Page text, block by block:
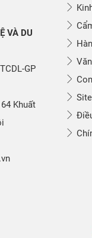
VÀ DU
GP
Khuất